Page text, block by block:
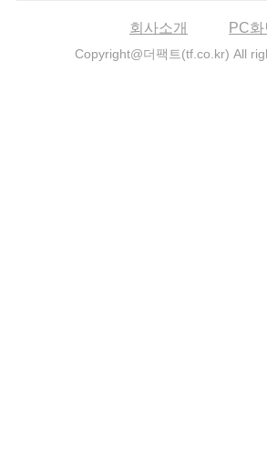
회사소개 PC화
Copyright@더팩트(tf.co.kr) All